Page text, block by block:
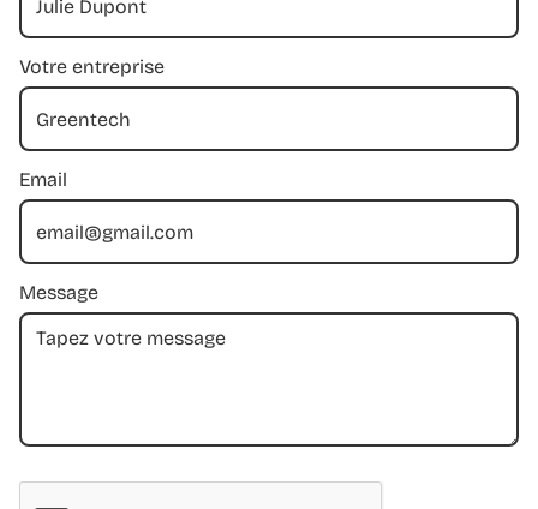
Votre entreprise
Email
Message